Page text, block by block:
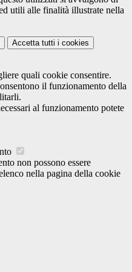
utili alle finalità illustrate nella
Accetta tutti i cookies
quali cookie consentire.
il funzionamento della
al funzionamento potete
non possono essere
nella pagina della cookie